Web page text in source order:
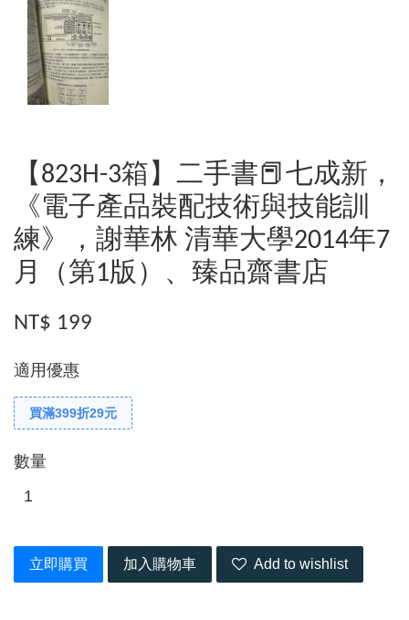
【823H-3箱】二手書📕七成新，
《電子產品裝配技術與技能訓
練》，謝華林 清華大學2014年7
月（第1版）、臻品齋書店
NT$ 199
適用優惠
買滿399折29元
數量
立即購買 加入購物車 Add to wishlist